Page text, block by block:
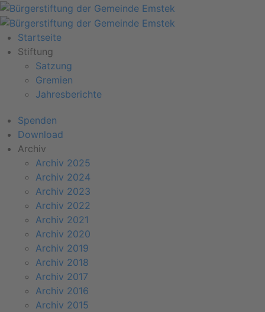
Startseite
Stiftung
Satzung
Gremien
Jahresberichte
Spenden
Download
Archiv
Archiv 2025
Archiv 2024
Archiv 2023
Archiv 2022
Archiv 2021
Archiv 2020
Archiv 2019
Archiv 2018
Archiv 2017
Archiv 2016
Archiv 2015